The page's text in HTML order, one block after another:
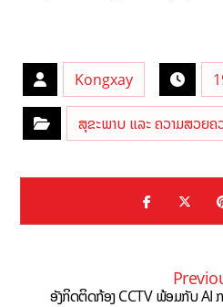
Kongxay
ສຸຂະພາບ ແລະ ຄວາມສວຍຄວ
ອັງກິດຕິດກ້ອງ CCTV ພ້ອມກັບ AI